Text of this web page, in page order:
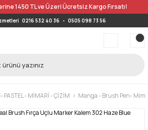
1450 TL ve Üzeri Ücretsiz Kargo Fırsatı!
0216 532 40 36 - 0505 098 73 56
PASTEL - MİMARİ - ÇİZİM Manga - Brush Pen-